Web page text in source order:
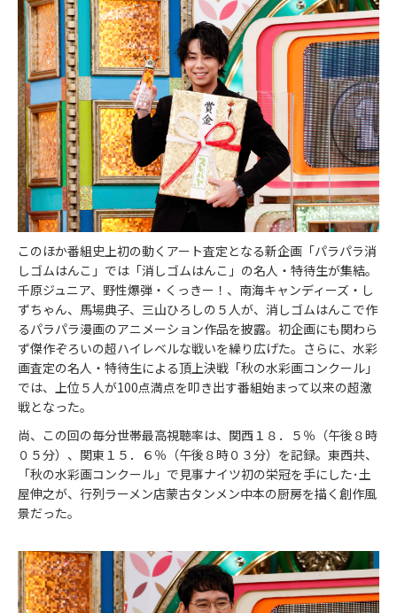
このほか番組史上初の動くアート査定となる新企画「パラパラ消
しゴムはんこ」では「消しゴムはんこ」の名人・特待生が集結。
千原ジュニア、野性爆弾・くっきー！、南海キャンディーズ・し
ずちゃん、馬場典子、三山ひろしの５人が、消しゴムはんこで作
るパラパラ漫画のアニメーション作品を披露。初企画にも関わら
ず傑作ぞろいの超ハイレベルな戦いを繰り広げた。さらに、水彩
画査定の名人・特待生による頂上決戦「秋の水彩画コンクール」
では、上位５人が100点満点を叩き出す番組始まって以来の超激
戦となった。
尚、この回の毎分世帯最高視聴率は、関西１８．５％（午後８時
０５分）、関東１５．６％（午後８時０３分）を記録。東西共、
「秋の水彩画コンクール」で見事ナイツ初の栄冠を手にした･土
屋伸之が、行列ラーメン店蒙古タンメン中本の厨房を描く創作風
景だった。